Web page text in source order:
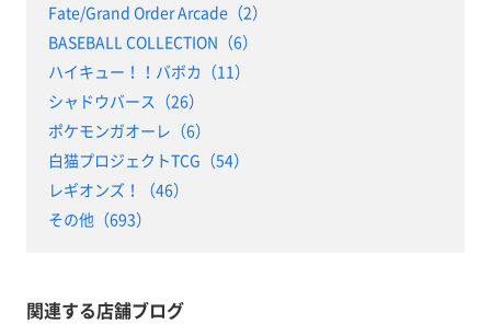
Fate/Grand Order Arcade（2）
BASEBALL COLLECTION（6）
ハイキュー！！バボカ（11）
シャドウバース（26）
ポケモンガオーレ（6）
白猫プロジェクトTCG（54）
レギオンズ！（46）
その他（693）
関連する店舗ブログ